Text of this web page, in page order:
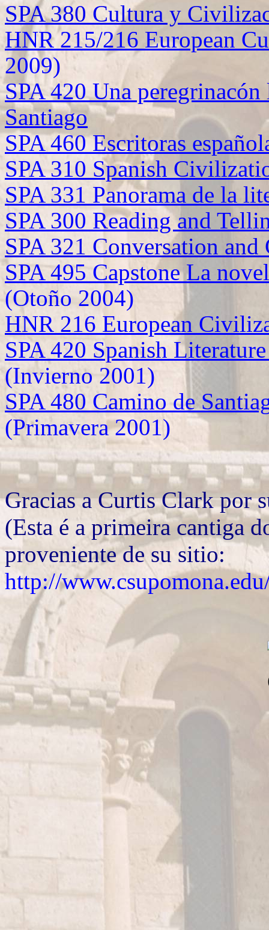
SPA 380 Cultura y
HNR 215/216 European
2009)
SPA 420 Una
Santiago
SPA 460 Escritoras
SPA 310 Spanish
SPA 331 Panorama de la
SPA 300 Reading and
SPA 321 Conversation
SPA 495 Capstone La
(Otoño 2004)
HNR 216 European
SPA 420 Spanish
(Invierno 2001)
SPA 480 Camino de
(Primavera 2001)
Gracias a Curtis Clark por
(Esta é a primeira cantiga
proveniente de su sitio:
http://